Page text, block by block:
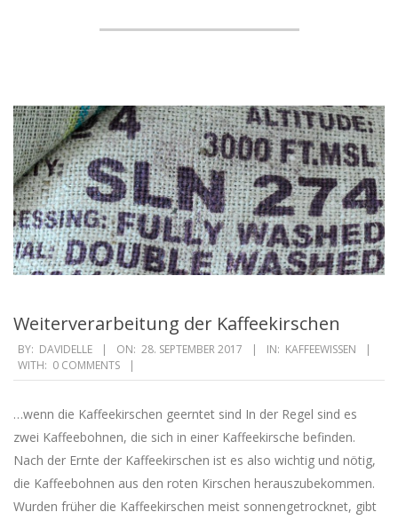
Weiterverarbeitung der Kaffeekirschen
2017-
09-
BY: DAVIDELLE ON: 28. SEPTEMBER 2017 IN: KAFFEEWISSEN
WITH: 0 COMMENTS
…wenn die Kaffeekirschen geerntet sind In der Regel sind es
zwei Kaffeebohnen, die sich in einer Kaffeekirsche befinden.
Nach der Ernte der Kaffeekirschen ist es also wichtig und nötig,
die Kaffeebohnen aus den roten Kirschen herauszubekommen.
Wurden früher die Kaffeekirschen meist sonnengetrocknet, gibt